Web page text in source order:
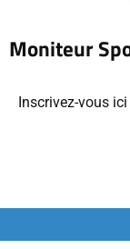
Moniteur
Inscrivez-vous